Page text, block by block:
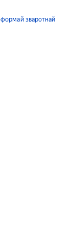
формай зваротнай